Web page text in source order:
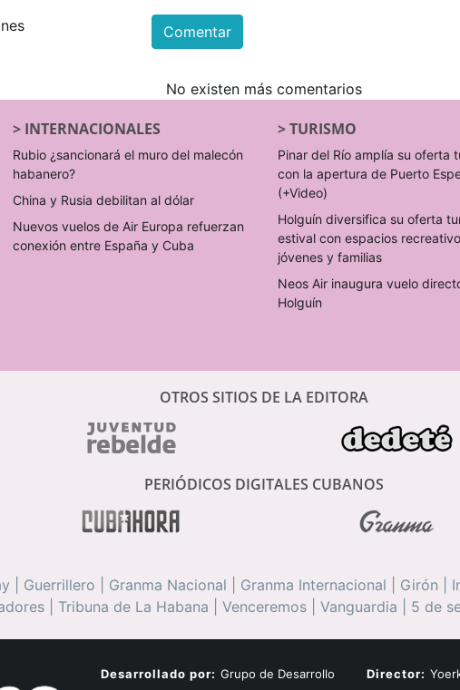
Comentar
No existen más comentarios
> INTERNACIONALES
Rubio ¿sancionará el muro del malecón
habanero?
China y Rusia debilitan al dólar
Nuevos vuelos de Air Europa refuerzan
conexión entre España y Cuba
>TURISMO
Pinar del Río amplía su oferta
con la apertura de Puerto
(+Video)
Holguín diversifica su oferta
estival con espacios
jóvenes y familias
Neos Air inaugura vuelo
Holguín
OTROS SITIOS DE LA EDITORA
PERIÓDICOS DIGITALES CUBANOS
Guerrillero Granma Nacional Granma Internacional Girón
| Tribuna de La Habana Venceremos| Vanguardia 5 de
Desarrollado por: Grupo de Desarrollo
Director: